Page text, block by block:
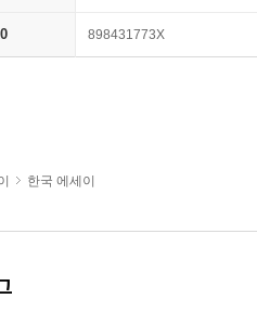
898431773X
한국 에세이